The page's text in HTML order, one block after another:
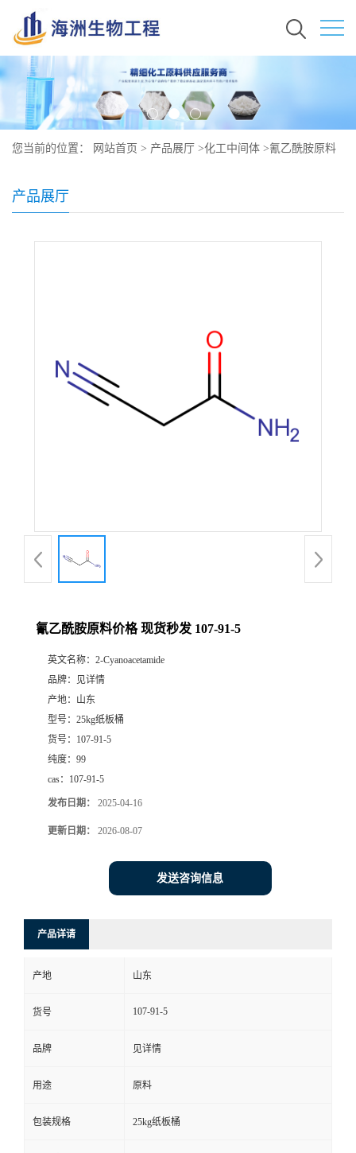
您当前的位置： 网站首页 > 产品展厅 >化工中间体 >氰乙酰胺原料
产品展厅
氰乙酰胺原料价格 现货秒发 107-91-5
英文名称： 2-Cyanoacetamide
品牌：
见详情
产地： 山东
型号： 25kg纸板桶
货号： 107-91-5
纯度： 99
cas： 107-91-5
发布日期： 2025-04-16
更新日期： 2026-08-07
发送咨询信息
产品详请
产地 山东
货号 107-91-5
品牌 见详情
用途 原料
包装规格 25kg纸板桶